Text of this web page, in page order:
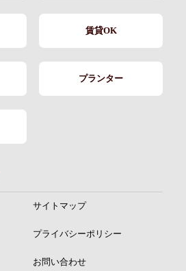
賃貸OK
プランター
サイトマップ
プライバシーポリシー
お問い合わせ